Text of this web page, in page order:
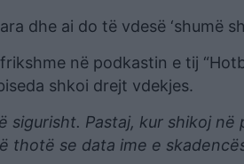
dhe ai do të vdesë ‘shumë
në podkastin e tij
shkoi drejt vdekjes.
sigurisht. Pastaj, kur shikoj në
thotë se data ime e